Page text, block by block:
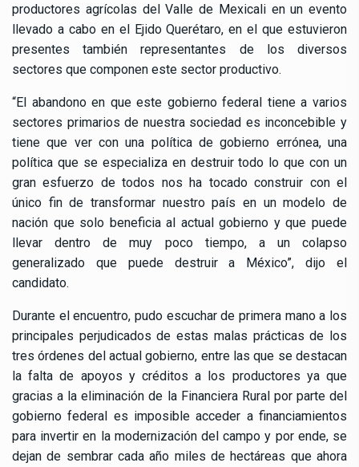
productores agrícolas del Valle de Mexicali en un evento
llevado a cabo en el Ejido Querétaro, en el que estuvieron
presentes también representantes de los diversos
sectores que componen este sector productivo.
“El abandono en que este gobierno federal tiene a varios
sectores primarios de nuestra sociedad es inconcebible y
tiene que ver con una política de gobierno errónea, una
política que se especializa en destruir todo lo que con un
gran esfuerzo de todos nos ha tocado construir con el
único fin de transformar nuestro país en un modelo de
nación que solo beneficia al actual gobierno y que puede
llevar dentro de muy poco tiempo, a un colapso
generalizado que puede destruir a México”, dijo el
candidato.
Durante el encuentro, pudo escuchar de primera mano a los
principales perjudicados de estas malas prácticas de los
tres órdenes del actual gobierno, entre las que se destacan
la falta de apoyos y créditos a los productores ya que
gracias a la eliminación de la Financiera Rural por parte del
gobierno federal es imposible acceder a financiamientos
para invertir en la modernización del campo y por ende, se
dejan de sembrar cada año miles de hectáreas que ahora